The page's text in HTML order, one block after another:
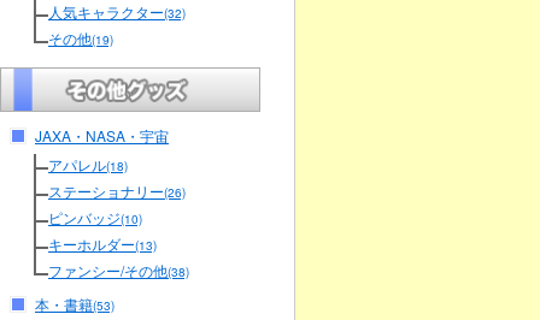
人気キャラクター(32)
その他(19)
JAXA・NASA・宇宙
アパレル(18)
ステーショナリー(26)
ピンバッジ(10)
キーホルダー(13)
ファンシー/その他(38)
本・書籍(53)